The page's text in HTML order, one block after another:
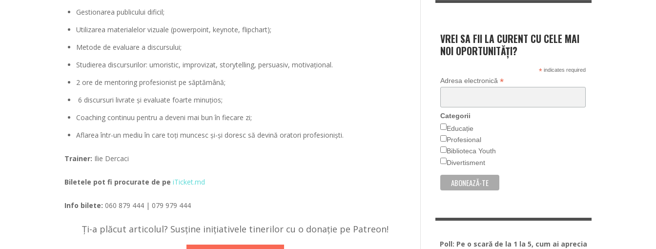
Gestionarea publicului dificil;
Utilizarea materialelor vizuale (powerpoint, keynote, flipchart);
Metode de evaluare a discursului;
Studierea discursurilor: umoristic, improvizat, storytelling, persuasiv, motivațional.
2 ore de mentoring profesionist pe săptămână;
6 discursuri livrate și evaluate foarte minuțios;
Coaching continuu pentru a deveni mai bun în fiecare zi;
Aflarea într-un mediu în care toți muncesc și-și doresc să devină oratori profesioniști.
Trainer: Ilie Dercaci
Biletele pot fi procurate de pe iTicket.md
Info bilete: 060 879 444 | 079 979 444
Ți-a plăcut articolul? Susține inițiativele tinerilor cu o donație pe Patreon!
VREI SA FII LA CURENT CU CELE MAI
NOI OPORTUNITĂȚI?
*indicates required
Adresa electronică *
Categorii
Educație
Profesional
Biblioteca Youth
Divertisment
Poll: Pe o scară de la 1 la 5, cum ai aprecia